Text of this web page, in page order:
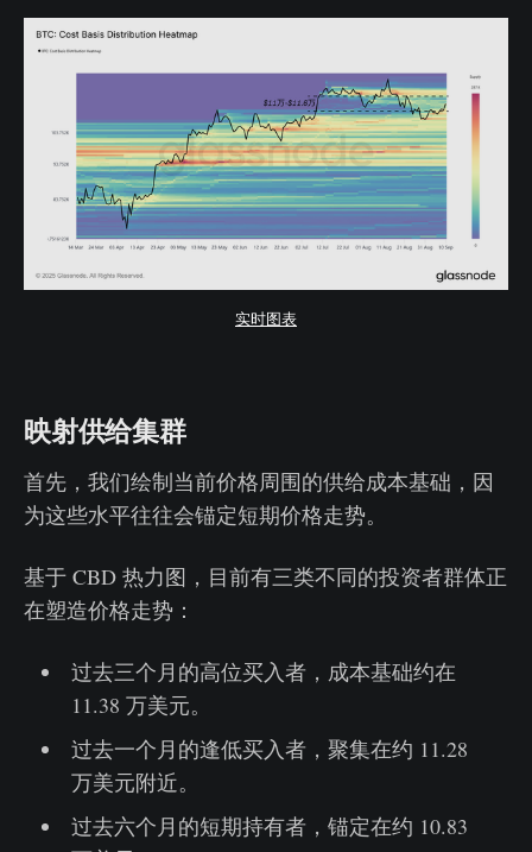
实时图表
映射供给集群
首先，我们绘制当前价格周围的供给成本基础，因
为这些水平往往会锚定短期价格走势。
基于 CBD 热力图，目前有三类不同的投资者群体正
在塑造价格走势：
过去三个月的高位买入者，成本基础约在
11.38 万美元。
过去一个月的逢低买入者，聚集在约 11.28
万美元附近。
过去六个月的短期持有者，锚定在约 10.83